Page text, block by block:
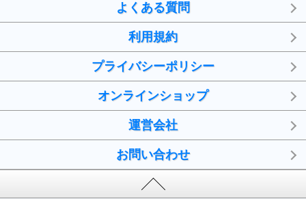
よくある質問
利用規約
プライバシーポリシー
オンラインショップ
運営会社
お問い合わせ